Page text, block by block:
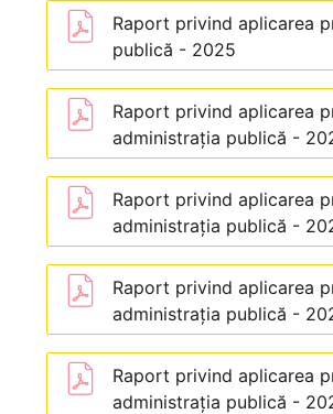
Raport privind aplicarea
publică - 2025
Raport privind aplicarea
administraţia publică -
Raport privind aplicarea
administraţia publică -
Raport privind aplicarea
administraţia publică -
Raport privind aplicarea
administraţia publică -